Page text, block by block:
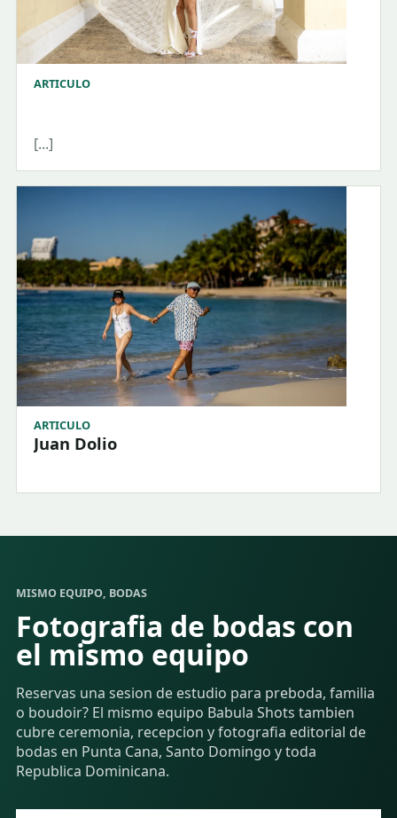
ARTICULO
[...]
ARTICULO
Juan Dolio
MISMO EQUIPO, BODAS
Fotografia de bodas con
el mismo equipo
Reservas una sesion de estudio para preboda, familia
o boudoir? El mismo equipo Babula Shots tambien
cubre ceremonia, recepcion y fotografia editorial de
bodas en Punta Cana, Santo Domingo y toda
Republica Dominicana.